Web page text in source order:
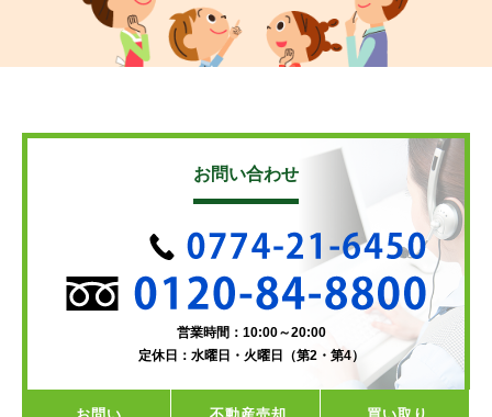
お問い合わせ
営業時間：10:00～20:00
定休日：水曜日・火曜日（第2・第4）